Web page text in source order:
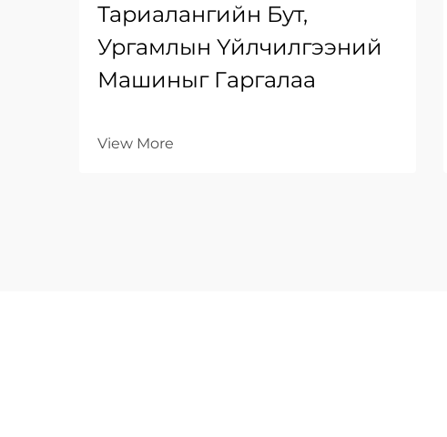
Тариалангийн Бут,
Ургамлын Үйлчилгээний
Машиныг Гаргалаа
View More